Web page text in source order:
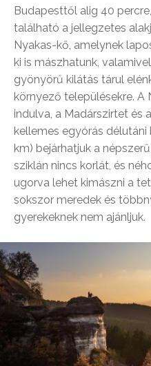
Budapesttől alig 40
található a jellegzetes
Nyakas-kő, amelynek
ki is mászhatunk,
gyönyörű kilátás tárul
környező településekre.
indulva, a Madárszirtet és
kellemes egyórás délutáni
km) bejárhatjuk a
sziklán nincs korlát, és
ugorva lehet kimászni a
sokszor meredek és
gyerekeknek nem ajánljuk.